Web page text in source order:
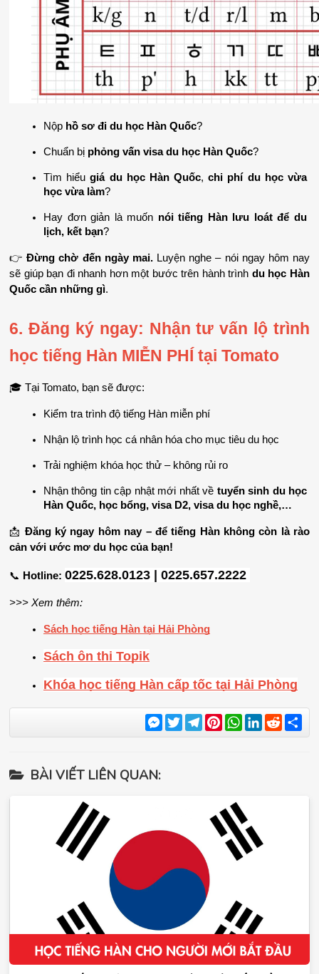
Nộp hồ sơ đi du học Hàn Quốc?
Chuẩn bị phỏng vấn visa du học Hàn Quốc?
Tìm hiểu giá du học Hàn Quốc, chi phí du học vừa
học vừa làm?
Hay đơn giản là muốn nói tiếng Hàn lưu loát để du
lịch, kết bạn?
👉 Đừng chờ đến ngày mai. Luyện nghe – nói ngay hôm nay
sẽ giúp bạn đi nhanh hơn một bước trên hành trình du học Hàn
Quốc cần những gì.
6. Đăng ký ngay: Nhận tư vấn lộ trình
học tiếng Hàn MIỄN PHÍ tại Tomato
🎓 Tại Tomato, bạn sẽ được:
Kiểm tra trình độ tiếng Hàn miễn phí
Nhận lộ trình học cá nhân hóa cho mục tiêu du học
Trải nghiệm khóa học thử – không rủi ro
Nhận thông tin cập nhật mới nhất về tuyển sinh du học
Hàn Quốc, học bổng, visa D2, visa du học nghề,…
📩 Đăng ký ngay hôm nay – để tiếng Hàn không còn là rào
cản với ước mơ du học của bạn!
📞 Hotline: 0225.628.0123 | 0225.657.2222
>>> Xem thêm:
Sách học tiếng Hàn tại Hải Phòng
Sách ôn thi Topik
Khóa học tiếng Hàn cấp tốc tại Hải Phòng
Messenger
TwitterTelegram
Pinterest
WhatsApp
LinkedIn
Reddit
BÀI VIẾT LIÊN QUAN: